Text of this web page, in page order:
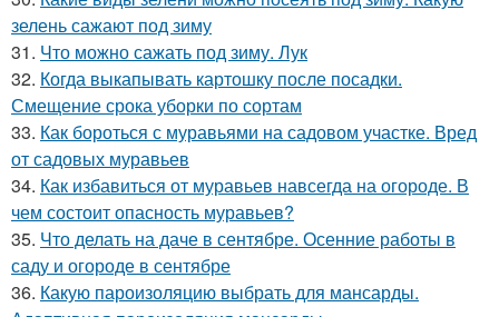
зелень сажают под зиму
31. Что можно сажать под зиму. Лук
32. Когда выкапывать картошку после посадки.
Смещение срока уборки по сортам
33. Как бороться с муравьями на садовом участке. Вред
от садовых муравьев
34. Как избавиться от муравьев навсегда на огороде. В
чем состоит опасность муравьев?
35. Что делать на даче в сентябре. Осенние работы в
саду и огороде в сентябре
36. Какую пароизоляцию выбрать для мансарды.